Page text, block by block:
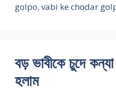
golpo, vabi ke chodar
বড় ভাবীকে চুদে
হলাম